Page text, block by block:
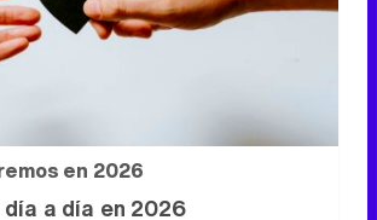
en 2026
que todos van a querer
año